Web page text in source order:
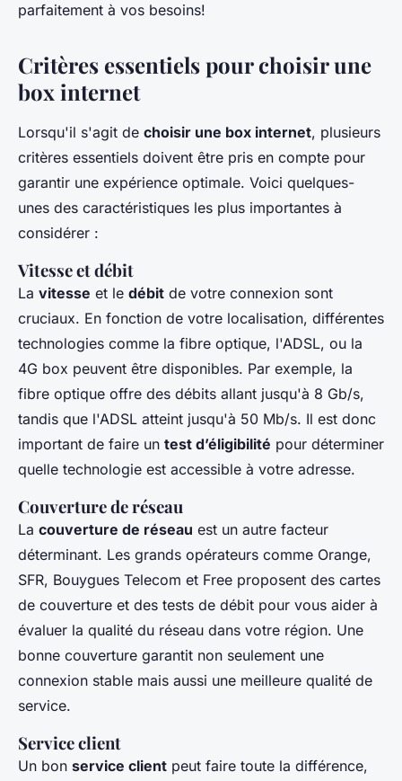
parfaitement à vos besoins!
Critères essentiels pour choisir une
box internet
Lorsqu'il s'agit de choisir une box internet, plusieurs
critères essentiels doivent être pris en compte pour
garantir une expérience optimale. Voici quelques-
unes des caractéristiques les plus importantes à
considérer :
Vitesse et débit
La vitesse et le débit de votre connexion sont
cruciaux. En fonction de votre localisation, différentes
technologies comme la fibre optique, l'ADSL, ou la
4G box peuvent être disponibles. Par exemple, la
fibre optique offre des débits allant jusqu'à 8 Gb/s,
tandis que l'ADSL atteint jusqu'à 50 Mb/s. Il est donc
important de faire un test d’éligibilité pour déterminer
quelle technologie est accessible à votre adresse.
Couverture de réseau
La couverture de réseau est un autre facteur
déterminant. Les grands opérateurs comme Orange,
SFR, Bouygues Telecom et Free proposent des cartes
de couverture et des tests de débit pour vous aider à
évaluer la qualité du réseau dans votre région. Une
bonne couverture garantit non seulement une
connexion stable mais aussi une meilleure qualité de
service.
Service client
Un bon service client peut faire toute la différence,